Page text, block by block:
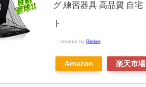
グ 練習器具 高品質 自
ト
created byRinker
Amazon 楽天市場